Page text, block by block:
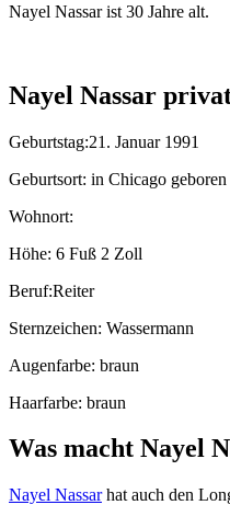
Nayel Nassar ist 30 Jahre alt.
Nayel Nassar
Geburtstag:21. Januar 1991
Geburtsort: in Chicago geboren
Wohnort:
Höhe: 6 Fuß 2 Zoll
Beruf:Reiter
Sternzeichen: Wassermann
Augenfarbe: braun
Haarfarbe: braun
Was macht Nayel
Nayel Nassarhat auch den